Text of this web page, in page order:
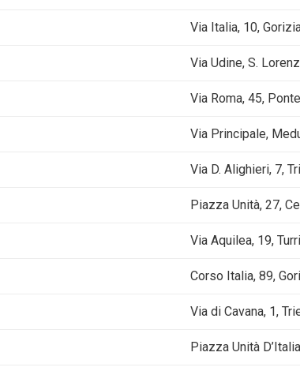
Via Italia, 10,
Via Udine, S.
Via Roma, 45,
Via Principale,
Via D. Alighieri, 7,
Piazza Unità, 27,
Via Aquilea, 19,
Corso Italia, 89,
Via di Cavana, 1,
Piazza Unità